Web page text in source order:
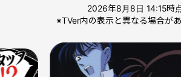
2026年8月8日 14:15時
※TVer内の表示と異なる場合があ